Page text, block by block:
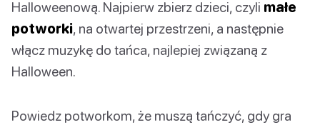
Halloweenową. Najpierw zbierz dzieci, czyli małe
potworki, na otwartej przestrzeni, a następnie
włącz muzykę do tańca, najlepiej związaną z
Halloween.
Powiedz potworkom, że muszą tańczyć, gdy gra